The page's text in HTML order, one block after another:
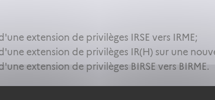
extension de privilèges IRSE vers IRME;
extension de privilèges IR(H) sur une
extension de privilèges BIRSE vers BIRME.